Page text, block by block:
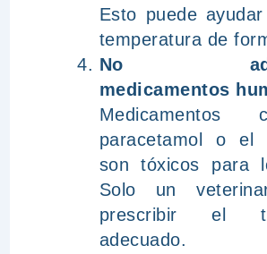
Esto puede
temperatura de
No
medicamentos
Medicamentos
paracetamol o el
son tóxicos para
Solo un
prescribir el
adecuado.